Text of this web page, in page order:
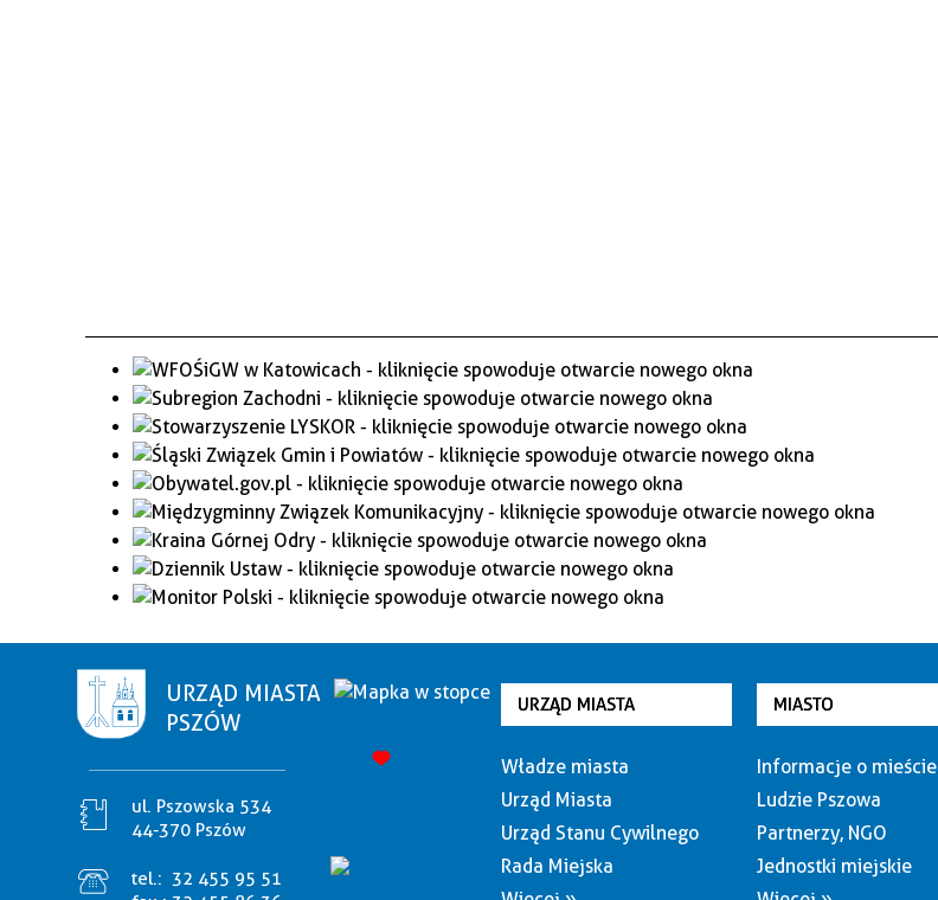
URZĄD MIASTA
PSZÓW
ul. Pszowska 534
44-370 Pszów
tel.: 32 455 95 51
URZĄD MIASTA
Władze miasta
Urząd Miasta
Urząd Stanu Cywilnego
Rada Miejska
MIASTO
Informacje o mieście
Ludzie Pszowa
Partnerzy, NGO
Jednostki miejskie